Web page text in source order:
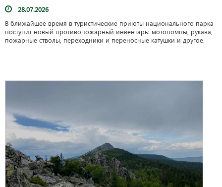
28.07.2026
В ближайшее время в туристические приюты национального парка
поступит новый противопожарный инвентарь: мотопомпы, рукава,
пожарные стволы, переходники и переносные катушки и другое.